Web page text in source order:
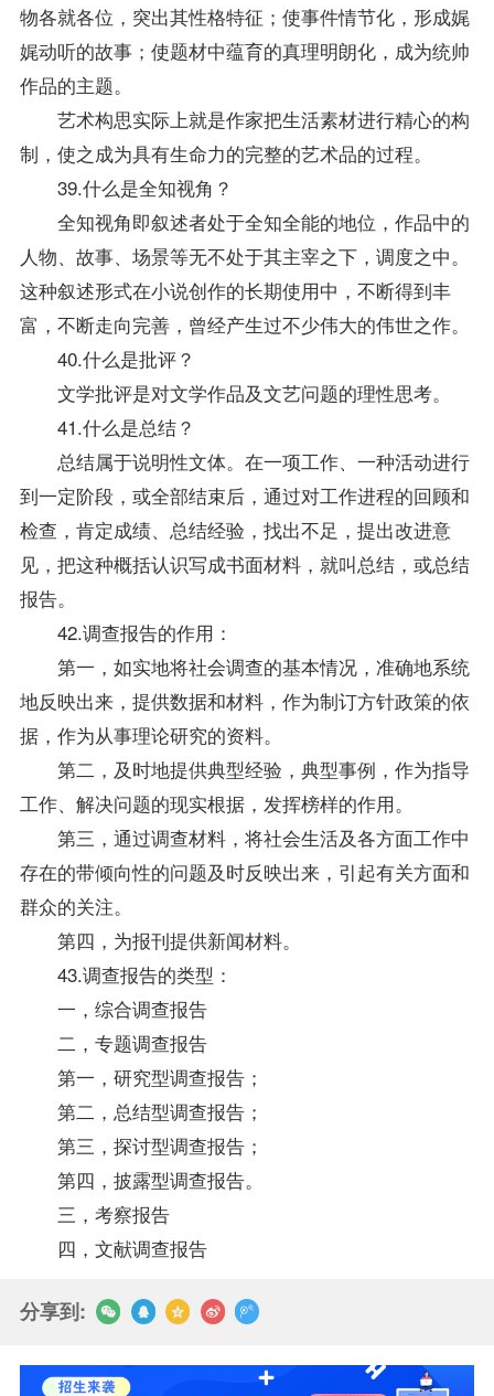
物各就各位，突出其性格特征；使事件情节化，形成娓
娓动听的故事；使题材中蕴育的真理明朗化，成为统帅
作品的主题。
艺术构思实际上就是作家把生活素材进行精心的构
制，使之成为具有生命力的完整的艺术品的过程。
39.什么是全知视角？
全知视角即叙述者处于全知全能的地位，作品中的
人物、故事、场景等无不处于其主宰之下，调度之中。
这种叙述形式在小说创作的长期使用中，不断得到丰
富，不断走向完善，曾经产生过不少伟大的伟世之作。
40.什么是批评？
文学批评是对文学作品及文艺问题的理性思考。
41.什么是总结？
总结属于说明性文体。在一项工作、一种活动进行
到一定阶段，或全部结束后，通过对工作进程的回顾和
检查，肯定成绩、总结经验，找出不足，提出改进意
见，把这种概括认识写成书面材料，就叫总结，或总结
报告。
42.调查报告的作用：
第一，如实地将社会调查的基本情况，准确地系统
地反映出来，提供数据和材料，作为制订方针政策的依
据，作为从事理论研究的资料。
第二，及时地提供典型经验，典型事例，作为指导
工作、解决问题的现实根据，发挥榜样的作用。
第三，通过调查材料，将社会生活及各方面工作中
存在的带倾向性的问题及时反映出来，引起有关方面和
群众的关注。
第四，为报刊提供新闻材料。
43.调查报告的类型：
一，综合调查报告
二，专题调查报告
第一，研究型调查报告；
第二，总结型调查报告；
第三，探讨型调查报告；
第四，披露型调查报告。
三，考察报告
四，文献调查报告
分享到: